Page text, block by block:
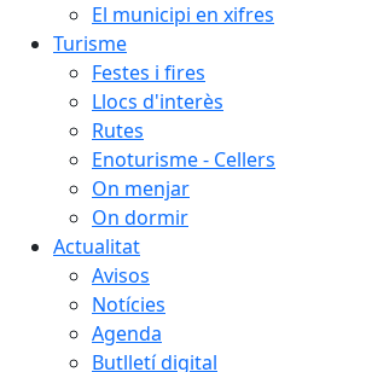
El municipi en xifres
Turisme
Festes i fires
Llocs d'interès
Rutes
Enoturisme - Cellers
On menjar
On dormir
Actualitat
Avisos
Notícies
Agenda
Butlletí digital